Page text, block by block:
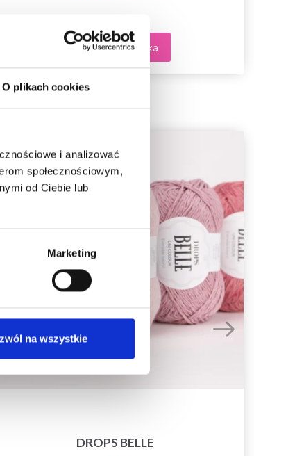
O plikach cookies
i analizować
społecznościowym,
od Ciebie lub
Marketing
na wszystkie
Dodaj do koszyka
DROPS BELLE